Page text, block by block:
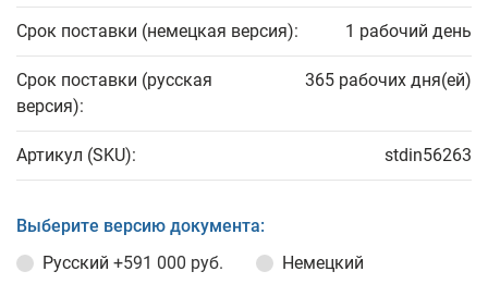
Срок поставки (немецкая версия): 1 рабочий день
Срок поставки (русская
версия):
365 рабочих дня(ей)
Артикул (SKU): stdin56263
Выберите версию документа:
Русский +591 000 руб. Немецкий